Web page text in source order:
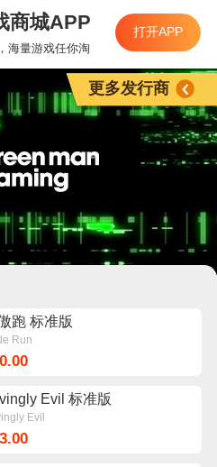
商城APP
海量游戏任你淘
打开APP
跑 标准版
Run
Evil 标准版
Evil
更多发行商